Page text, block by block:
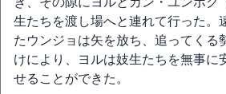
生たちを渡し場へと連れて行った。
たウンジョは矢を放ち、追ってくる
けにより、ヨルは妓生たちを無事に
せることができた。